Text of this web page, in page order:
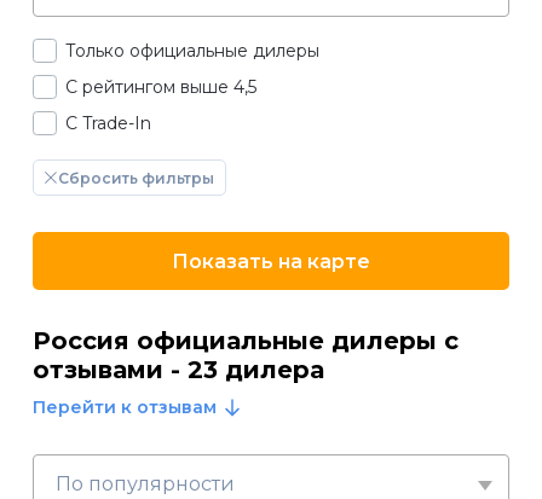
Только официальные дилеры
С рейтингом выше 4,5
С Trade-In
Сбросить фильтры
Показать на карте
Россия официальные дилеры с
отзывами - 23 дилера
Перейти к отзывам
По популярности